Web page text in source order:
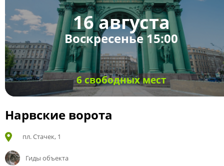
16 августа
Воскресенье 15:00
6 свободных мест
Нарвские ворота
пл. Стачек, 1
Гиды объекта